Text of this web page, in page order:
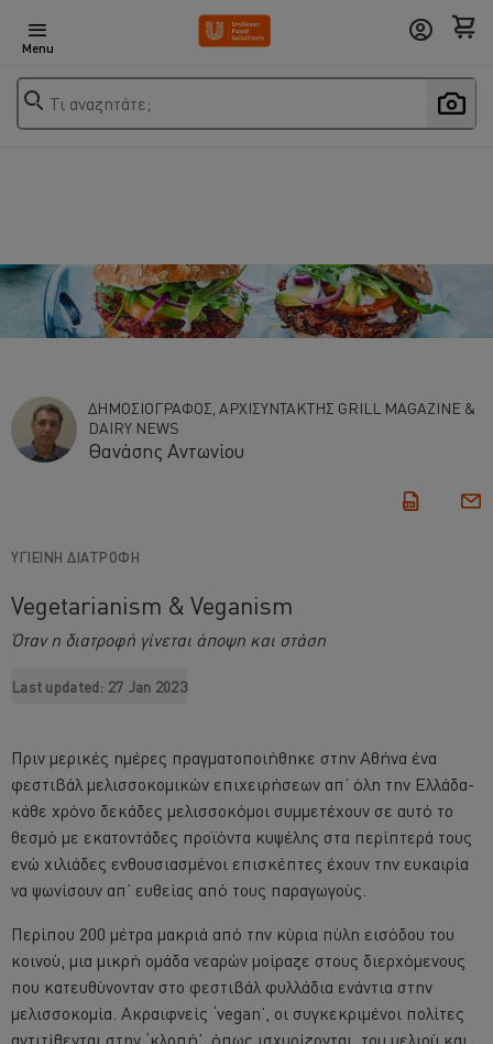
Menu
Τι αναζητάτε;
ΔΗΜΟΣΙΟΓΡΑΦΟΣ, ΑΡΧΙΣΥΝΤΑΚΤΗΣ GRILL MAGAZINE &
DAIRY NEWS
Θανάσης Αντωνίου
ΥΓΙΕΙΝΗ ΔΙΑΤΡΟΦΗ
Vegetarianism & Veganism
Όταν η διατροφή γίνεται άποψη και στάση
Last updated: 27 Jan 2023
Πριν μερικές ημέρες πραγματοποιήθηκε στην Αθήνα ένα
φεστιβάλ μελισσοκομικών επιχειρήσεων απ’ όλη την Ελλάδα-
κάθε χρόνο δεκάδες μελισσοκόμοι συμμετέχουν σε αυτό το
θεσμό με εκατοντάδες προϊόντα κυψέλης στα περίπτερά τους
ενώ χιλιάδες ενθουσιασμένοι επισκέπτες έχουν την ευκαιρία
να ψωνίσουν απ’ ευθείας από τους παραγωγούς.
Περίπου 200 μέτρα μακριά από την κύρια πύλη εισόδου του
κοινού, μια μικρή ομάδα νεαρών μοίραζε στους διερχόμενους
που κατευθύνονταν στο φεστιβάλ φυλλάδια ενάντια στην
μελισσοκομία. Ακραιφνείς ‘vegan’, οι συγκεκριμένοι πολίτες